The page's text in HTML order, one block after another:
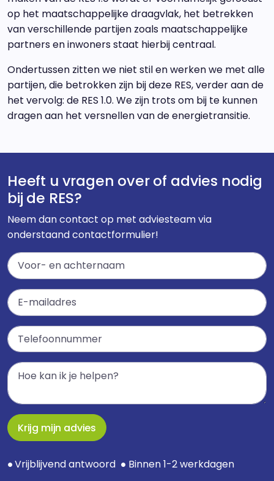
op het maatschappelijke draagvlak, het betrekken
van verschillende partijen zoals maatschappelijke
partners en inwoners staat hierbij centraal.
Ondertussen zitten we niet stil en werken we met alle
partijen, die betrokken zijn bij deze RES, verder aan de
het vervolg: de RES 1.0. We zijn trots om bij te kunnen
dragen aan het versnellen van de energietransitie.
Heeft u vragen over of advies nodig
bij de RES?
Neem dan contact op met adviesteam via
onderstaand contactformulier!
Krijg mijn advies
● Vrijblijvend antwoord ● Binnen 1-2 werkdagen